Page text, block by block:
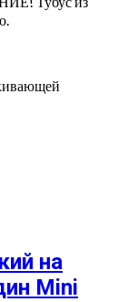
на
Mini